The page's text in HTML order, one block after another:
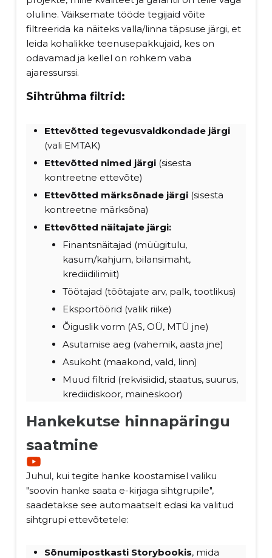
oluline. Väiksemate tööde tegijaid võite
filtreerida ka näiteks valla/linna täpsuse järgi, et
leida kohalikke teenusepakkujaid, kes on
odavamad ja kellel on rohkem vaba
ajaressurssi.
Sihtrühma filtrid:
Ettevõtted tegevusvaldkondade järgi
(vali EMTAK)
Ettevõtted nimed järgi (sisesta
kontreetne ettevõte)
Ettevõtted märksõnade järgi (sisesta
kontreetne märksõna)
Ettevõtted näitajate järgi:
Finantsnäitajad (müügitulu,
kasum/kahjum, bilansimaht,
krediidilimiit)
Töötajad (töötajate arv, palk, tootlikus)
Eksportöörid (valik riike)
Õiguslik vorm (AS, OÜ, MTÜ jne)
Asutamise aeg (vahemik, aasta jne)
Asukoht (maakond, vald, linn)
Muud filtrid (rekvisiidid, staatus, suurus,
krediidiskoor, maineskoor)
Hankekutse hinnapäringu
saatmine
Juhul, kui tegite hanke koostamisel valiku
"soovin hanke saata e-kirjaga sihtgrupile",
saadetakse see automaatselt edasi ka valitud
sihtgrupi ettevõtetele:
Sõnumipostkasti Storybookis, mida